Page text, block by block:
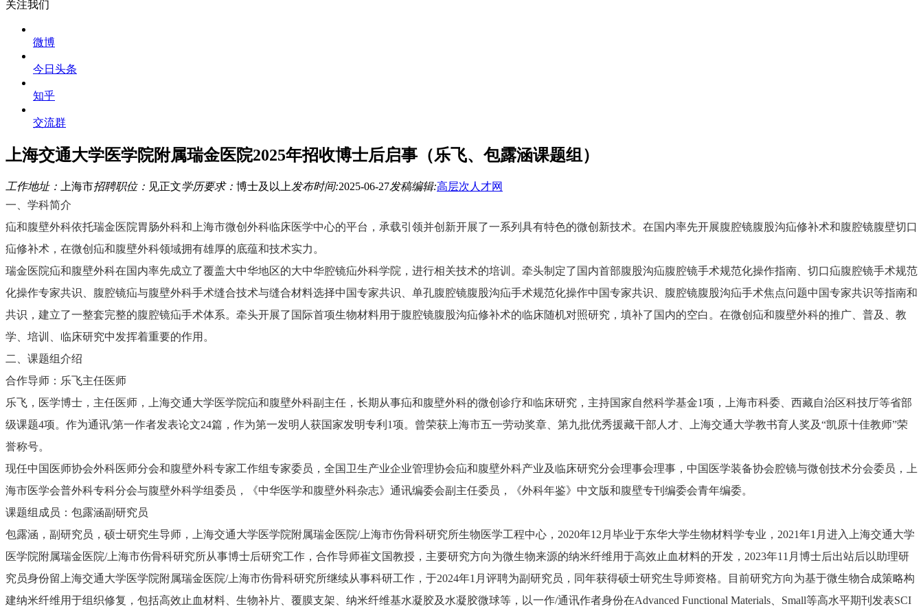
关注我们
微博
今日头条
知乎
交流群
上海交通大学医学院附属瑞金医院2025年招收博士后启事（乐飞、包露涵课题组）
工作地址： 上海市招聘职位： 见正文学历要求： 博士及以上发布时间:2025-06-27发稿编辑:高层次人才网
一、学科简介
疝和腹壁外科依托瑞金医院胃肠外科和上海市微创外科临床医学中心的平台，承载引领并创新开展了一系列具有特色的微创新技术。在国内率先开展腹腔镜腹股沟疝修补术和腹腔镜腹壁切口
疝修补术，在微创疝和腹壁外科领域拥有雄厚的底蕴和技术实力。
瑞金医院疝和腹壁外科在国内率先成立了覆盖大中华地区的大中华腔镜疝外科学院，进行相关技术的培训。牵头制定了国内首部腹股沟疝腹腔镜手术规范化操作指南、切口疝腹腔镜手术规范
化操作专家共识、腹腔镜疝与腹壁外科手术缝合技术与缝合材料选择中国专家共识、单孔腹腔镜腹股沟疝手术规范化操作中国专家共识、腹腔镜腹股沟疝手术焦点问题中国专家共识等指南和
共识，建立了一整套完整的腹腔镜疝手术体系。牵头开展了国际首项生物材料用于腹腔镜腹股沟疝修补术的临床随机对照研究，填补了国内的空白。在微创疝和腹壁外科的推广、普及、教
学、培训、临床研究中发挥着重要的作用。
二、课题组介绍
合作导师：乐飞主任医师
乐飞，医学博士，主任医师，上海交通大学医学院疝和腹壁外科副主任，长期从事疝和腹壁外科的微创诊疗和临床研究，主持国家自然科学基金1项，上海市科委、西藏自治区科技厅等省部
级课题4项。作为通讯/第一作者发表论文24篇，作为第一发明人获国家发明专利1项。曾荣获上海市五一劳动奖章、第九批优秀援藏干部人才、上海交通大学教书育人奖及“凯原十佳教师”荣
誉称号。
现任中国医师协会外科医师分会和腹壁外科专家工作组专家委员，全国卫生产业企业管理协会疝和腹壁外科产业及临床研究分会理事会理事，中国医学装备协会腔镜与微创技术分会委员，上
海市医学会普外科专科分会与腹壁外科学组委员，《中华医学和腹壁外科杂志》通讯编委会副主任委员，《外科年鉴》中文版和腹壁专刊编委会青年编委。
课题组成员：包露涵副研究员
包露涵，副研究员，硕士研究生导师，上海交通大学医学院附属瑞金医院/上海市伤骨科研究所生物医学工程中心，2020年12月毕业于东华大学生物材料学专业，2021年1月进入上海交通大学
医学院附属瑞金医院/上海市伤骨科研究所从事博士后研究工作，合作导师崔文国教授，主要研究方向为微生物来源的纳米纤维用于高效止血材料的开发，2023年11月博士后出站后以助理研
究员身份留上海交通大学医学院附属瑞金医院/上海市伤骨科研究所继续从事科研工作，于2024年1月评聘为副研究员，同年获得硕士研究生导师资格。目前研究方向为基于微生物合成策略构
建纳米纤维用于组织修复，包括高效止血材料、生物补片、覆膜支架、纳米纤维基水凝胶及水凝胶微球等，以一作/通讯作者身份在Advanced Functional Materials、Small等高水平期刊发表SCI